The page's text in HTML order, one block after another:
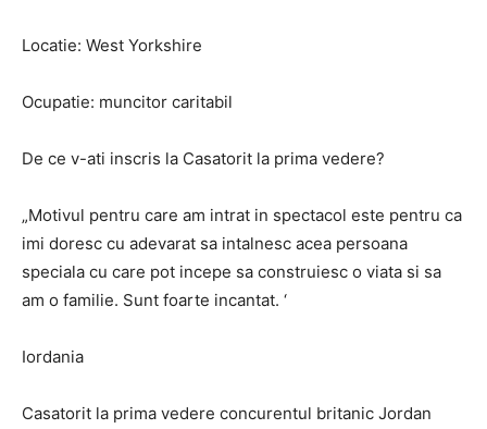
Locatie: West Yorkshire
Ocupatie: muncitor caritabil
De ce v-ati inscris la Casatorit la prima vedere?
„Motivul pentru care am intrat in spectacol este pentru ca
imi doresc cu adevarat sa intalnesc acea persoana
speciala cu care pot incepe sa construiesc o viata si sa
am o familie. Sunt foarte incantat. ‘
Iordania
Casatorit la prima vedere concurentul britanic Jordan